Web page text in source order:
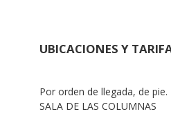
UBICACIONES Y
Por orden de llegada, de pie.
SALA DE LAS COLUMNAS